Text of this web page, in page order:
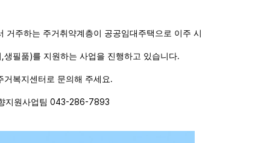
거주하는 주거취약계층이 공공임대주택으로 이주 시
생필품)를 지원하는 사업을 진행하고 있습니다.
거복지센터로 문의해 주세요.
지원사업팀 043-286-7893